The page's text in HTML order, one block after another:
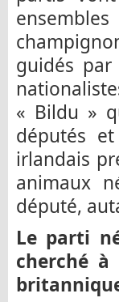
guidés
« Bildu »
députés
irlandais
animaux
député,
Le parti
cherché